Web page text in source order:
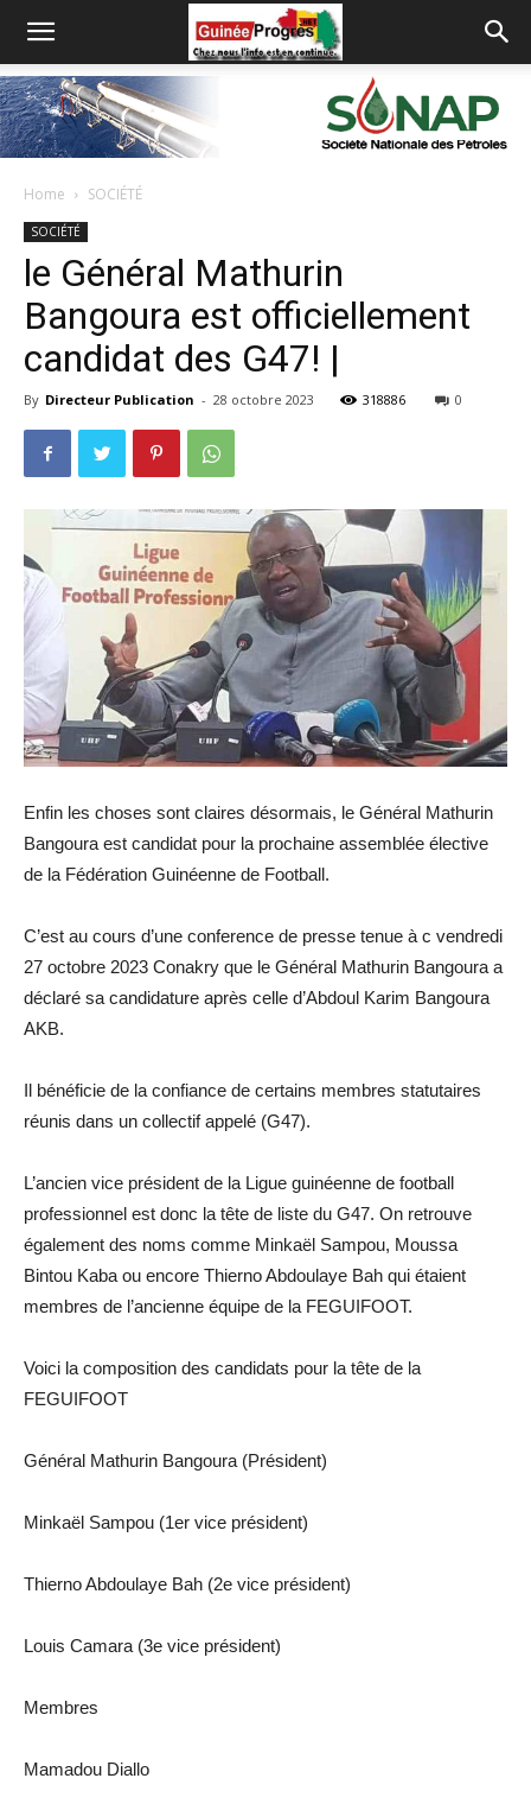
Home SOCIÉTÉ
SOCIÉTÉ
le Général Mathurin
Bangoura est officiellement
candidat des G47! |
By Directeur Publication - 28 octobre 2023 318886 0
Enfin les choses sont claires désormais, le Général Mathurin
Bangoura est candidat pour la prochaine assemblée élective
de la Fédération Guinéenne de Football.
C’est au cours d’une conference de presse tenue à c vendredi
27 octobre 2023 Conakry que le Général Mathurin Bangoura a
déclaré sa candidature après celle d’Abdoul Karim Bangoura
AKB.
Il bénéficie de la confiance de certains membres statutaires
réunis dans un collectif appelé (G47).
L’ancien vice président de la Ligue guinéenne de football
professionnel est donc la tête de liste du G47. On retrouve
également des noms comme Minkaël Sampou, Moussa
Bintou Kaba ou encore Thierno Abdoulaye Bah qui étaient
membres de l’ancienne équipe de la FEGUIFOOT.
Voici la composition des candidats pour la tête de la
FEGUIFOOT
Général Mathurin Bangoura (Président)
Minkaël Sampou (1er vice président)
Thierno Abdoulaye Bah (2e vice président)
Louis Camara (3e vice président)
Membres
Mamadou Diallo